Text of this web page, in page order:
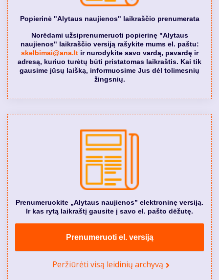
Popierinė "Alytaus naujienos" laikraščio prenumerata
Norėdami užsiprenumeruoti popierinę "Alytaus
naujienos" laikraščio versiją rašykite mums el. paštu:
skelbimai@ana.ltir nurodykite savo vardą, pavardę ir
adresą, kuriuo turėtų būti pristatomas laikraštis. Kai tik
gausime jūsų laišką, informuosime Jus dėl tolimesnių
žingsnių.
Prenumeruokite „Alytaus naujienos” elektroninę versiją.
Ir kas rytą laikraštį gausite į savo el. pašto dėžutę.
Prenumeruoti el. versiją
Peržiūrėti visą leidinių archyvą